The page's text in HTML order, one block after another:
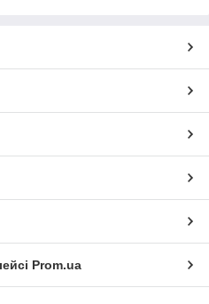
Prom.ua